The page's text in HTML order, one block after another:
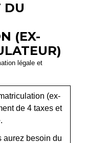
DU
(EX-
légale et
(ex-
de 4 taxes et
aurez besoin du